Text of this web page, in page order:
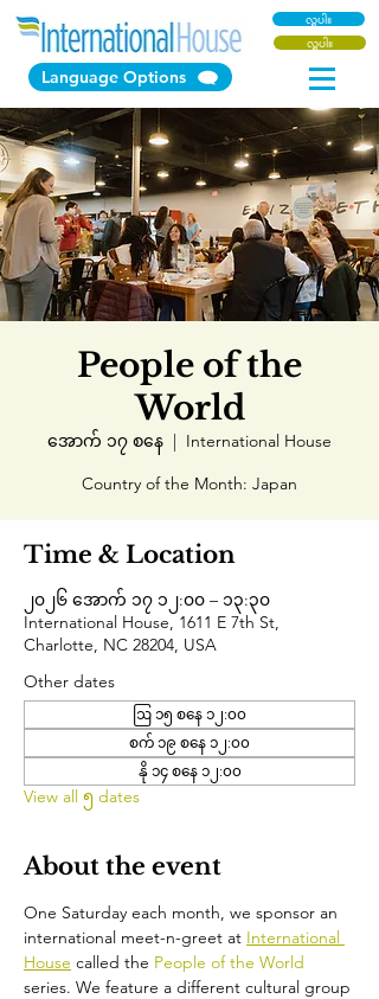
Language Options
လှူပါ။
လှူပါ။
People of the
World
အောက် ၁၇ စနေ
  |
International House
Country of the Month: Japan
Time & Location
၂၀၂၆ အောက် ၁၇ ၁၂:၀၀ – ၁၃:၃၀
International House, 1611 E 7th St,
Charlotte, NC 28204, USA
Other dates
ဩ ၁၅ စနေ ၁၂:၀၀
စက် ၁၉ စနေ ၁၂:၀၀
နို ၁၄ စနေ ၁၂:၀၀
View all ၅ dates
About the event
One Saturday each month, we sponsor an
international meet-n-greet at International
House called the People of the World
series. We feature a different cultural group